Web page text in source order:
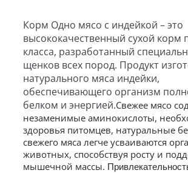
Корм Одно мясо с индейкой – это
высококачественный сухой корм
класса, разработанный
щенков всех пород. Продукт
натурального мяса индейки,
обеспечивающего организм
белком и энергией.Свежее мясо
незаменимые аминокислоты,
здоровья питомцев, натуральные
свежего мяса легче усваиваются
животных, способствуя росту и
мышечной массы.